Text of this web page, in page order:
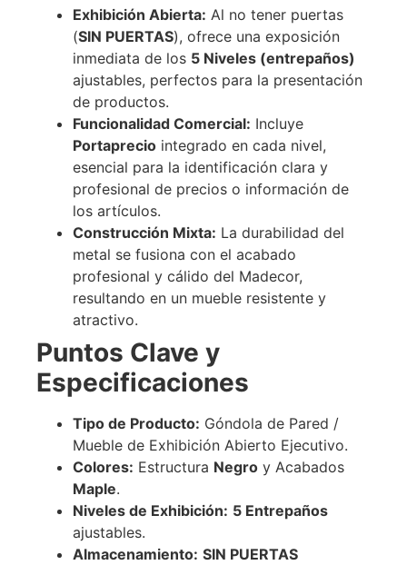
Exhibición Abierta: Al no tener puertas
(SIN PUERTAS), ofrece una exposición
inmediata de los 5 Niveles (entrepaños)
ajustables, perfectos para la presentación
de productos.
Funcionalidad Comercial: Incluye
Portaprecio integrado en cada nivel,
esencial para la identificación clara y
profesional de precios o información de
los artículos.
Construcción Mixta: La durabilidad del
metal se fusiona con el acabado
profesional y cálido del Madecor,
resultando en un mueble resistente y
atractivo.
Puntos Clave y
Especificaciones
Tipo de Producto: Góndola de Pared /
Mueble de Exhibición Abierto Ejecutivo.
Colores: Estructura Negro y Acabados
Maple.
Niveles de Exhibición: 5 Entrepaños
ajustables.
Almacenamiento: SIN PUERTAS